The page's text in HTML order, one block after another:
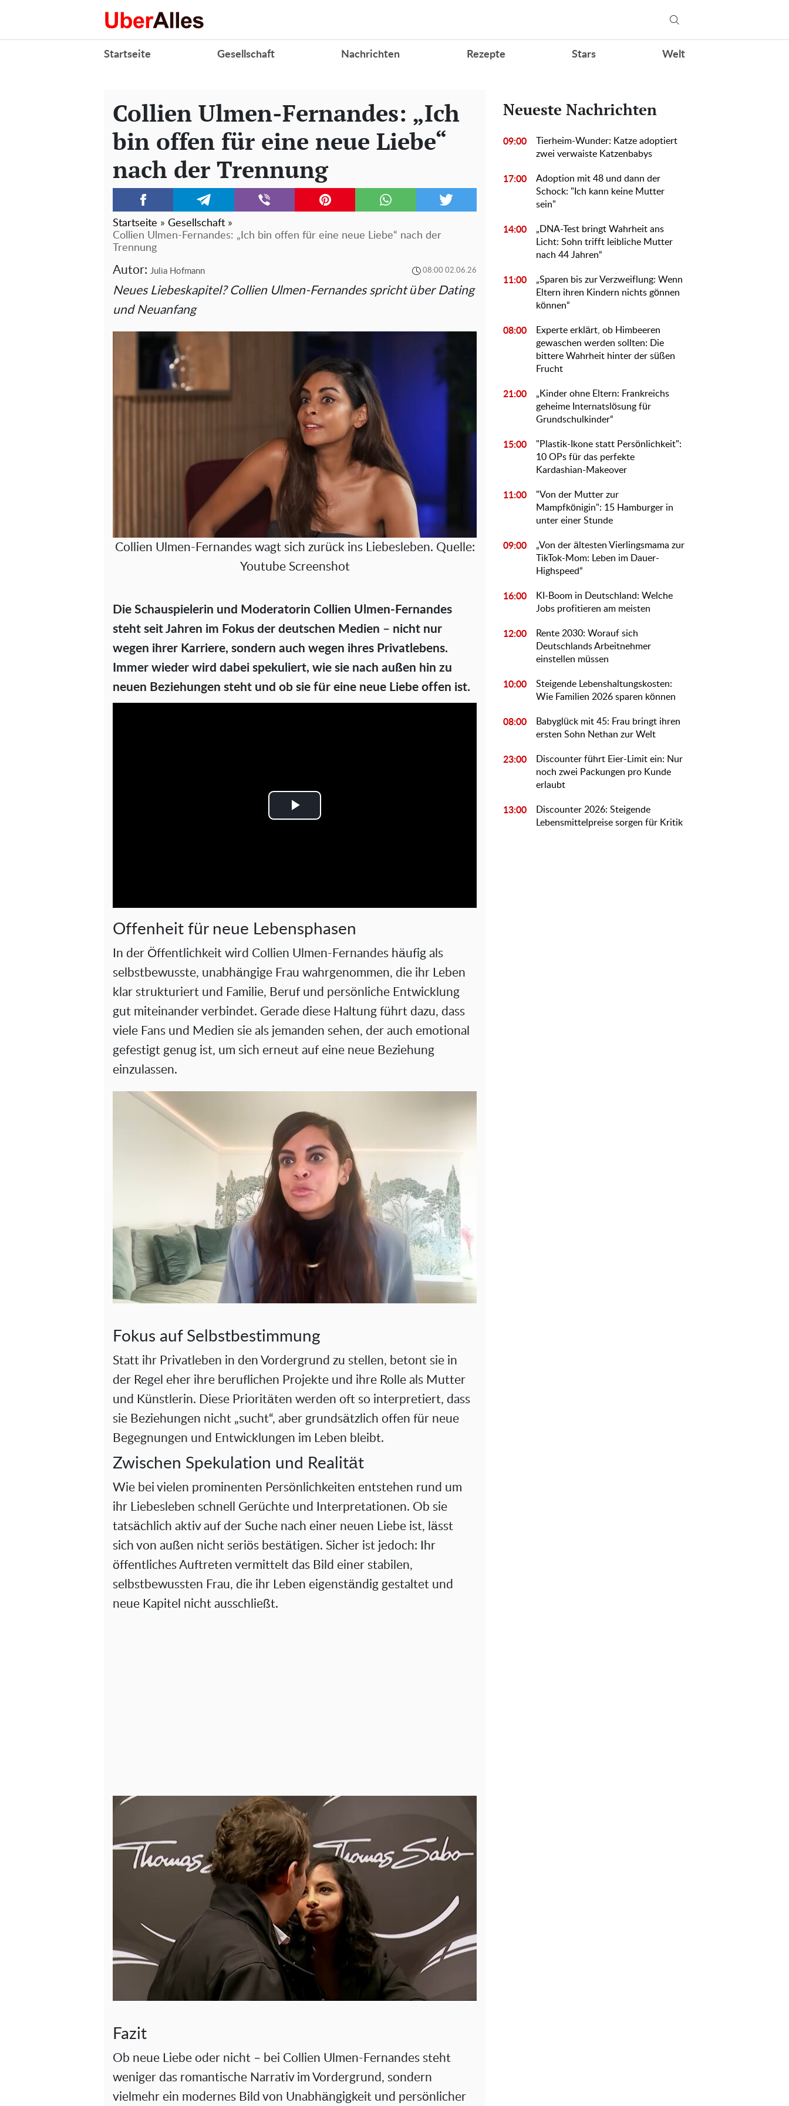
Startseite Gesellschaft Nachrichten Rezepte Stars Welt
Collien Ulmen-Fernandes: „Ich
bin offen für eine neue Liebe“
nach der Trennung
Startseite » Gesellschaft »
Collien Ulmen-Fernandes: „Ich bin offen für eine neue Liebe“ nach der
Trennung
Autor: Julia Hofmann 08:00 02.06.26
Neues Liebeskapitel? Collien Ulmen-Fernandes spricht über Dating
und Neuanfang
Collien Ulmen-Fernandes wagt sich zurück ins Liebesleben. Quelle:
Youtube Screenshot
Die Schauspielerin und Moderatorin Collien Ulmen-Fernandes
steht seit Jahren im Fokus der deutschen Medien – nicht nur
wegen ihrer Karriere, sondern auch wegen ihres Privatlebens.
Immer wieder wird dabei spekuliert, wie sie nach außen hin zu
neuen Beziehungen steht und ob sie für eine neue Liebe offen ist.
P
V
i
d
e
o
Offenheit für neue Lebensphasen
In der Öffentlichkeit wird Collien Ulmen-Fernandes häufig als
selbstbewusste, unabhängige Frau wahrgenommen, die ihr Leben
klar strukturiert und Familie, Beruf und persönliche Entwicklung
gut miteinander verbindet. Gerade diese Haltung führt dazu, dass
viele Fans und Medien sie als jemanden sehen, der auch emotional
gefestigt genug ist, um sich erneut auf eine neue Beziehung
einzulassen.
Fokus auf Selbstbestimmung
Statt ihr Privatleben in den Vordergrund zu stellen, betont sie in
der Regel eher ihre beruflichen Projekte und ihre Rolle als Mutter
und Künstlerin. Diese Prioritäten werden oft so interpretiert, dass
sie Beziehungen nicht „sucht“, aber grundsätzlich offen für neue
Begegnungen und Entwicklungen im Leben bleibt.
Zwischen Spekulation und Realität
Wie bei vielen prominenten Persönlichkeiten entstehen rund um
ihr Liebesleben schnell Gerüchte und Interpretationen. Ob sie
tatsächlich aktiv auf der Suche nach einer neuen Liebe ist, lässt
sich von außen nicht seriös bestätigen. Sicher ist jedoch: Ihr
öffentliches Auftreten vermittelt das Bild einer stabilen,
selbstbewussten Frau, die ihr Leben eigenständig gestaltet und
neue Kapitel nicht ausschließt.
Fazit
Ob neue Liebe oder nicht – bei Collien Ulmen-Fernandes steht
weniger das romantische Narrativ im Vordergrund, sondern
vielmehr ein modernes Bild von Unabhängigkeit und persönlicher
Neueste Nachrichten
09:00
Tierheim-Wunder: Katze adoptiert
zwei verwaiste Katzenbabys
17:00
Adoption mit 48 und dann der
Schock: "Ich kann keine Mutter
sein"
14:00
„DNA-Test bringt Wahrheit ans
Licht: Sohn trifft leibliche Mutter
nach 44 Jahren“
11:00
„Sparen bis zur Verzweiflung: Wenn
Eltern ihren Kindern nichts gönnen
können“
08:00
Experte erklärt, ob Himbeeren
gewaschen werden sollten: Die
bittere Wahrheit hinter der süßen
Frucht
21:00
„Kinder ohne Eltern: Frankreichs
geheime Internatslösung für
Grundschulkinder“
15:00
"Plastik-Ikone statt Persönlichkeit":
10 OPs für das perfekte
Kardashian-Makeover
11:00
"Von der Mutter zur
Mampfkönigin": 15 Hamburger in
unter einer Stunde
09:00
„Von der ältesten Vierlingsmama zur
TikTok-Mom: Leben im Dauer-
Highspeed“
16:00
KI-Boom in Deutschland: Welche
Jobs profitieren am meisten
12:00
Rente 2030: Worauf sich
Deutschlands Arbeitnehmer
einstellen müssen
10:00
Steigende Lebenshaltungskosten:
Wie Familien 2026 sparen können
08:00
Babyglück mit 45: Frau bringt ihren
ersten Sohn Nethan zur Welt
23:00
Discounter führt Eier-Limit ein: Nur
noch zwei Packungen pro Kunde
erlaubt
13:00
Discounter 2026: Steigende
Lebensmittelpreise sorgen für Kritik